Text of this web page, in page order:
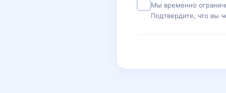
Мы временно
Подтвердите, что вы